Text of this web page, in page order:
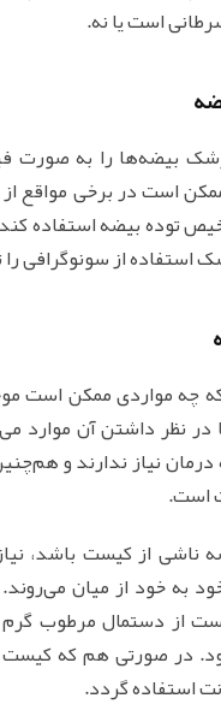
است یا نه.
بیضه‌ها را به صورت
است در برخی مواقع از
توده بیضه استفاده
استفاده از سونوگرافی
چه مواردی ممکن است
در نظر داشتن آن موارد
نیاز ندارند و
است.
ناشی از کیست باشد،
به خود از میان
از دستمال مرطوب
در صورتی هم که کیست
استفاده گردد.